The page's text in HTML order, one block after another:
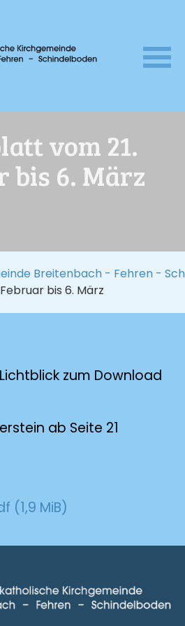
vom 21.
bis 6. März
Breitenbach - Fehren -
bis 6. März
zum Download
ab Seite 21
(1,9 MiB)